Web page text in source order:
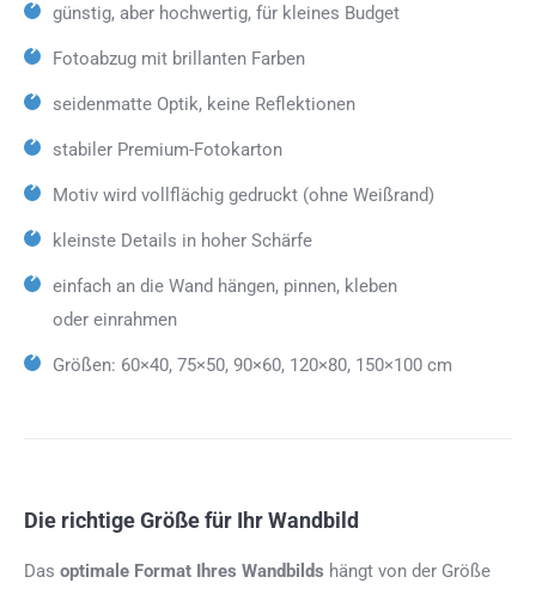
günstig, aber hochwertig, für kleines Budget
Fotoabzug mit brillanten Farben
seidenmatte Optik, keine Reflektionen
stabiler Premium-Fotokarton
Motiv wird vollflächig gedruckt (ohne Weißrand)
kleinste Details in hoher Schärfe
einfach an die Wand hängen, pinnen, kleben
oder einrahmen
Größen: 60×40, 75×50, 90×60, 120×80, 150×100 cm
Die richtige Größe für Ihr Wandbild
Das optimale Format Ihres Wandbilds hängt von der Größe